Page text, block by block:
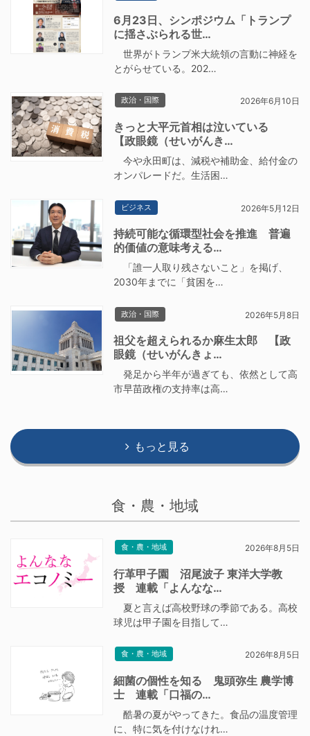
6月23日、シンポジウム「トランプ
に揺さぶられる世…
世界がトランプ米大統領の言動に神経を
とがらせている。202…
政治・国際 2026年6月10日
きっと大平元首相は泣いている
【政眼鏡（せいがんき…
今や永田町は、減税や補助金、給付金の
オンパレードだ。生活困…
ビジネス 2026年5月12日
持続可能な循環型社会を推進 普遍
的価値の意味考える…
「誰一人取り残さないこと」を掲げ、
2030年までに「貧困を…
政治・国際 2026年5月8日
祖父を超えられるか麻生太郎 【政
眼鏡（せいがんきょ…
発足から半年が過ぎても、依然として高
市早苗政権の支持率は高…
もっと見る
食・農・地域
食・農・地域 2026年8月5日
行革甲子園 沼尾波子 東洋大学教
授 連載「よんなな…
夏と言えば高校野球の季節である。高校
球児は甲子園を目指して…
食・農・地域 2026年8月5日
細菌の個性を知る 鬼頭弥生 農学博
士 連載「口福の…
酷暑の夏がやってきた。食品の温度管理
に、特に気を付けなけれ…